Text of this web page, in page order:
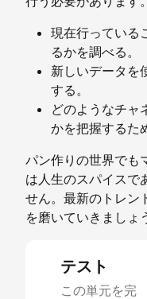
現在行っている
るかを調べる。
新しいデータを
する。
どのようなチャ
かを把握するた
パン作りの世界でも
は人生のスパイスで
せん。最新のトレン
を磨いていきましょ